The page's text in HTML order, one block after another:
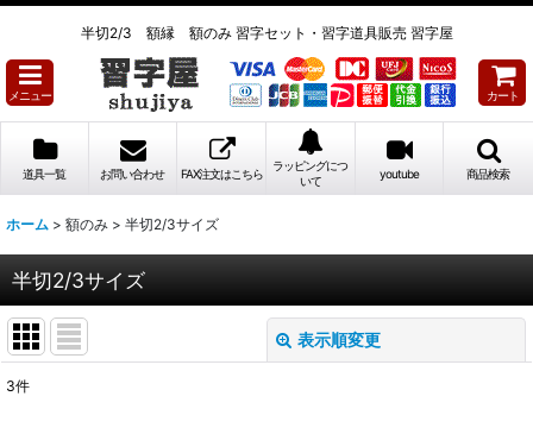
半切2/3 額縁 額のみ 習字セット・習字道具販売 習字屋
メニュー カート
道具一覧 お問い合わせ FAX注文はこちら
ラッピングにつ
いて
youtube 商品検索
ホーム > 額のみ > 半切2/3サイズ
半切2/3サイズ
表示順変更
3件